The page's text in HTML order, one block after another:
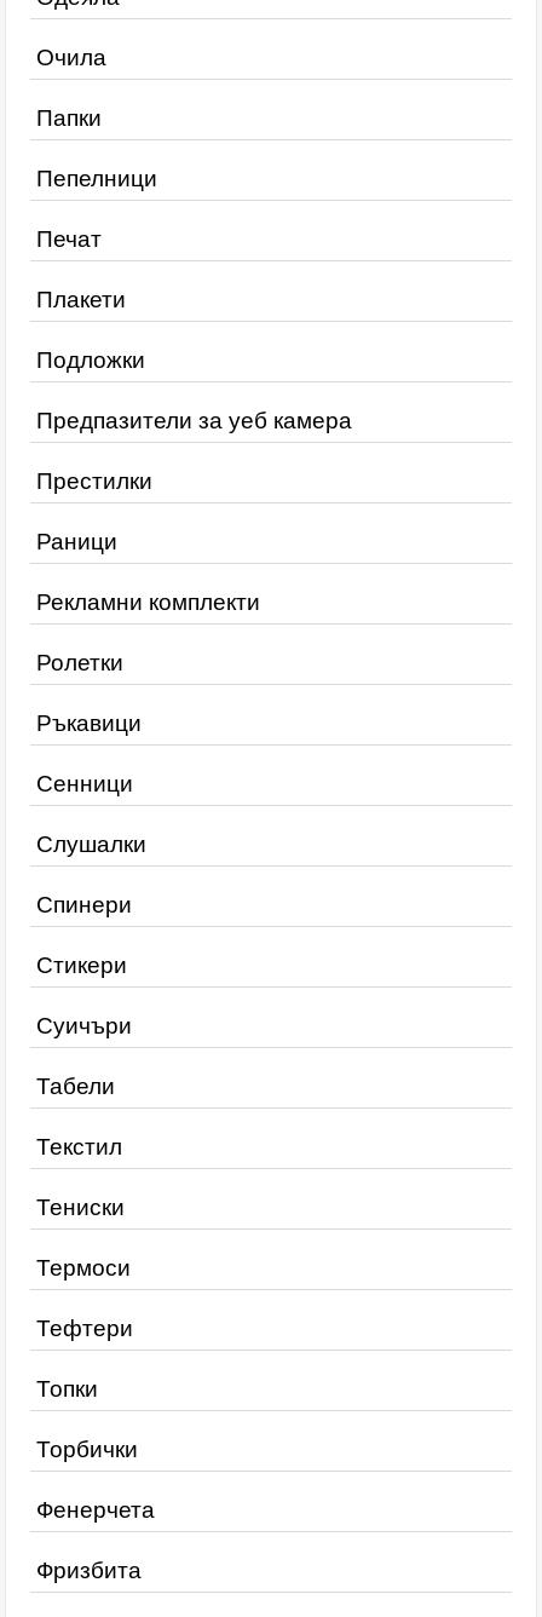
Очила
Папки
Пепелници
Печат
Плакети
Подложки
Предпазители за уеб камера
Престилки
Раници
Рекламни комплекти
Ролетки
Ръкавици
Сенници
Слушалки
Спинери
Стикери
Суичъри
Табели
Текстил
Тениски
Термоси
Тефтери
Топки
Торбички
Фенерчета
Фризбита